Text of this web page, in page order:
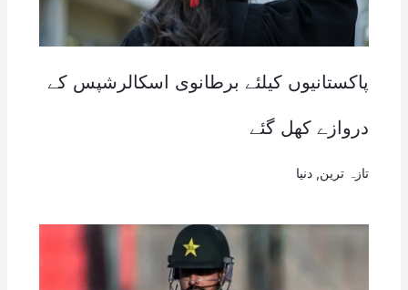
پاکستانیوں کیلئے برطانوی اسکالرشپس کے
دروازے کھل گئے
تازہ ترین دنیا